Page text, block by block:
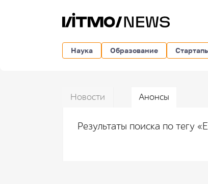
Наука Образование
Новости Анонсы
Результаты поиска по тегу